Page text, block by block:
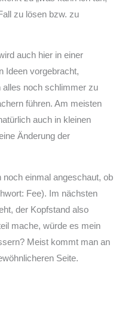
zu lösen bzw. zu
auch hier in einer
Ideen vorgebracht,
alles noch schlimmer zu
führen. Am meisten
auch in kleinen
Änderung der
noch einmal angeschaut, ob
Fee). Im nächsten
der Kopfstand also
mache, würde es mein
Meist kommt man an
Seite.